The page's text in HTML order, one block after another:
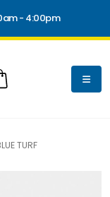
- 4:00pm
TURF